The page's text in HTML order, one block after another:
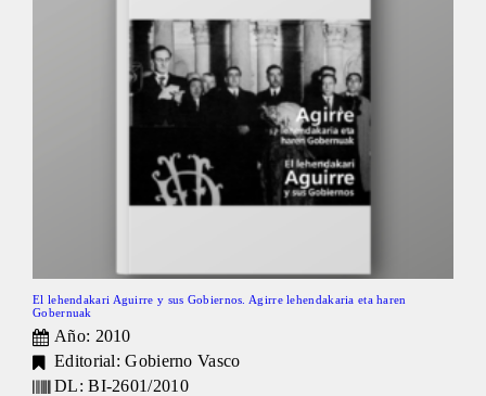
El lehendakari Aguirre y sus Gobiernos. Agirre lehendakaria eta haren
Gobernuak
Año: 2010
Editorial: Gobierno Vasco
DL: BI-2601/2010